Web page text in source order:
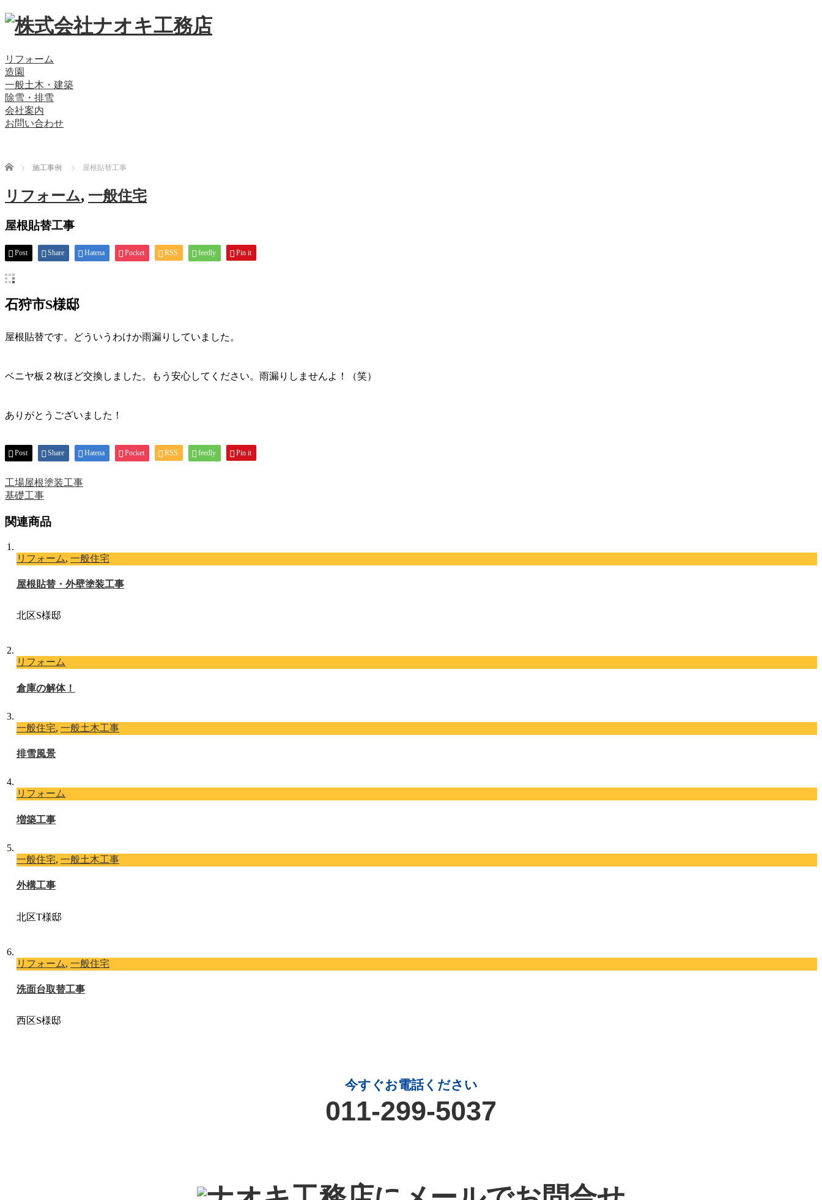
リフォーム
造園
一般土木・建築
除雪・排雪
会社案内
お問い合わせ
Home 施工事例 屋根貼替工事
リフォーム, 一般住宅
屋根貼替工事
Post Share Hatena Pocket RSS feedly Pin it
石狩市S様邸
屋根貼替です。どういうわけか雨漏りしていました。
ベニヤ板２枚ほど交換しました。もう安心してください。雨漏りしませんよ！（笑）
ありがとうございました！
Post Share Hatena Pocket RSS feedly Pin it
工場屋根塗装工事
基礎工事
関連商品
リフォーム, 一般住宅
屋根貼替・外壁塗装工事
北区S様邸
リフォーム
倉庫の解体！
一般住宅, 一般土木工事
排雪風景
リフォーム
増築工事
一般住宅, 一般土木工事
外構工事
北区T様邸
リフォーム, 一般住宅
洗面台取替工事
西区S様邸
今すぐお電話ください
011-299-5037